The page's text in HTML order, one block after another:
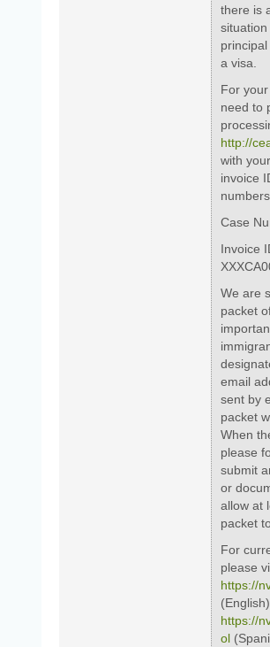
there is
a visa.
For
need to
http://
with
invoice
Case
Invoice
We are
packet
email
sent by
packet
When
please
submit
or
allow at
packet
For
please
https://
https://
ol